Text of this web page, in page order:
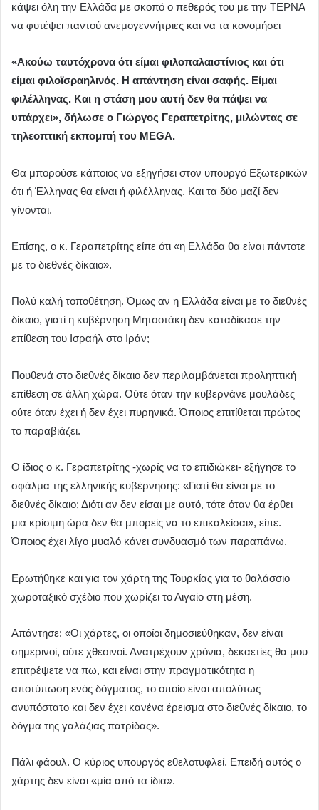
κάψει όλη την Ελλάδα με σκοπό ο πεθερός του με την ΤΕΡΝΑ
να φυτέψει παντού ανεμογεννήτριες και να τα κονομήσει
«Ακούω ταυτόχρονα ότι είμαι φιλοπαλαιστίνιος και ότι
είμαι φιλοϊσραηλινός. Η απάντηση είναι σαφής. Είμαι
φιλέλληνας. Και η στάση μου αυτή δεν θα πάψει να
υπάρχει», δήλωσε ο Γιώργος Γεραπετρίτης, μιλώντας σε
τηλεοπτική εκπομπή του MEGA.
Θα μπορούσε κάποιος να εξηγήσει στον υπουργό Εξωτερικών
ότι ή Έλληνας θα είναι ή φιλέλληνας. Και τα δύο μαζί δεν
γίνονται.
Επίσης, ο κ. Γεραπετρίτης είπε ότι «η Ελλάδα θα είναι πάντοτε
με το διεθνές δίκαιο».
Πολύ καλή τοποθέτηση. Όμως αν η Ελλάδα είναι με το διεθνές
δίκαιο, γιατί η κυβέρνηση Μητσοτάκη δεν καταδίκασε την
επίθεση του Ισραήλ στο Ιράν;
Πουθενά στο διεθνές δίκαιο δεν περιλαμβάνεται προληπτική
επίθεση σε άλλη χώρα. Ούτε όταν την κυβερνάνε μουλάδες
ούτε όταν έχει ή δεν έχει πυρηνικά. Όποιος επιτίθεται πρώτος
το παραβιάζει.
Ο ίδιος ο κ. Γεραπετρίτης -χωρίς να το επιδιώκει- εξήγησε το
σφάλμα της ελληνικής κυβέρνησης: «Γιατί θα είναι με το
διεθνές δίκαιο; Διότι αν δεν είσαι με αυτό, τότε όταν θα έρθει
μια κρίσιμη ώρα δεν θα μπορείς να το επικαλείσαι», είπε.
Όποιος έχει λίγο μυαλό κάνει συνδυασμό των παραπάνω.
Ερωτήθηκε και για τον χάρτη της Τουρκίας για το θαλάσσιο
χωροταξικό σχέδιο που χωρίζει το Αιγαίο στη μέση.
Απάντησε: «Οι χάρτες, οι οποίοι δημοσιεύθηκαν, δεν είναι
σημερινοί, ούτε χθεσινοί. Ανατρέχουν χρόνια, δεκαετίες θα μου
επιτρέψετε να πω, και είναι στην πραγματικότητα η
αποτύπωση ενός δόγματος, το οποίο είναι απολύτως
ανυπόστατο και δεν έχει κανένα έρεισμα στο διεθνές δίκαιο, το
δόγμα της γαλάζιας πατρίδας».
Πάλι φάουλ. Ο κύριος υπουργός εθελοτυφλεί. Επειδή αυτός ο
χάρτης δεν είναι «μία από τα ίδια».